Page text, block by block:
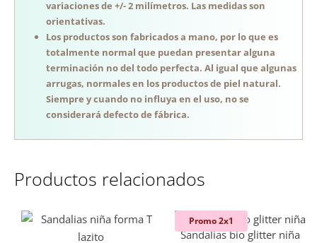
variaciones de +/- 2 milímetros. Las medidas son
orientativas.
Los productos son fabricados a mano, por lo que es
totalmente normal que puedan presentar alguna
terminación no del todo perfecta. Al igual que algunas
arrugas, normales en los productos de piel natural.
Siempre y cuando no influya en el uso, no se
considerará defecto de fábrica.
Productos relacionados
Promo 2x1
Sandalias bio glitter niña